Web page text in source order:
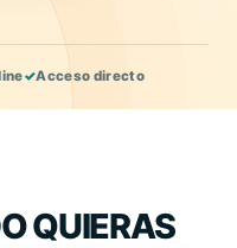
✓Acceso directo
QUIERAS